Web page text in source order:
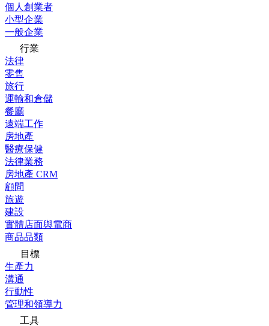
個人創業者
小型企業
一般企業
行業
法律
零售
旅行
運輸和倉儲
餐廳
遠端工作
房地產
醫療保健
法律業務
房地產 CRM
顧問
旅遊
建設
實體店面與電商
商品品類
目標
生產力
溝通
行動性
管理和領導力
工具